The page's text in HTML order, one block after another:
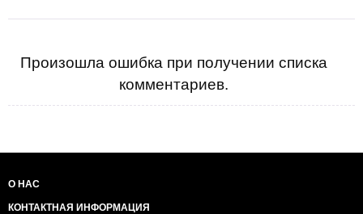
Произошла ошибка при получении списка
комментариев.
О НАС
КОНТАКТНАЯ ИНФОРМАЦИЯ